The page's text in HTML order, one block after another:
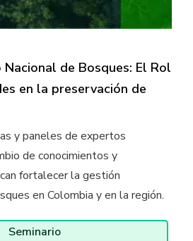
de Bosques: El Rol
en la preservación de
y paneles de expertos
de conocimientos y
fortalecer la gestión
en Colombia y en la región.
Seminario